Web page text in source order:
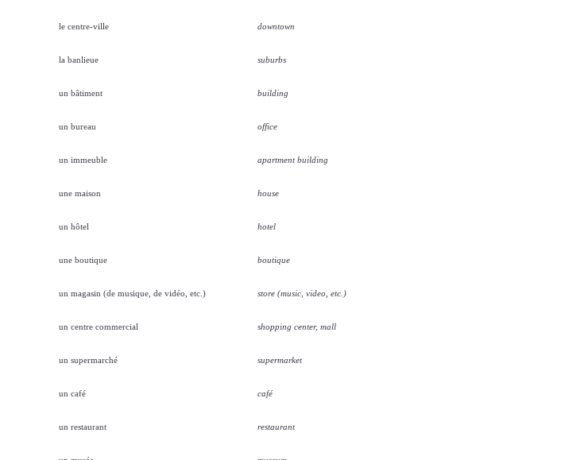
le centre-ville downtown
la banlieue suburbs
un bâtiment building
un bureau office
un immeuble apartment building
une maison house
un hôtel hotel
une boutique boutique
un magasin (de musique, de vidéo, etc.) store (music, video, etc.)
un centre commercial shopping center, mall
un supermarché supermarket
un café café
un restaurant restaurant